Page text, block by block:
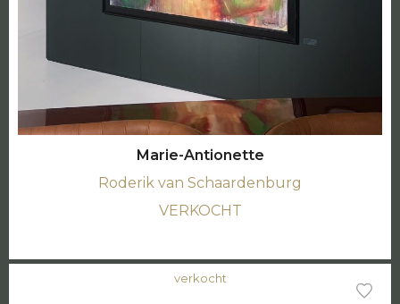
Marie-Antionette
Roderik van Schaardenburg
VERKOCHT
verkocht